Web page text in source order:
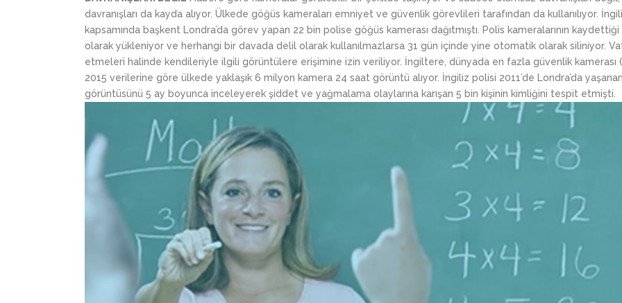
ÖZEL GÜVENLİK
DENETLEME YAKA
davranışları da kayda alıyor. Ülkede göğüs kameraları emniyet ve güvenlik görevlileri tarafından da kullanılıyor.
kapsamında başkent Londra’da görev yapan 22 bin polise göğüs kamerası dağıtmıştı. Polis kameralarının
olarak yükleniyor ve herhangi bir davada delil olarak kullanılmazlarsa 31 gün içinde yine otomatik olarak siliniyor.
etmeleri halinde kendileriyle ilgili görüntülere erişimine izin veriliyor. İngiltere, dünyada en fazla güvenlik kamerası
2015 verilerine göre ülkede yaklaşık 6 milyon kamera 24 saat görüntü alıyor. İngiliz polisi 2011’de Londra’da
görüntüsünü 5 ay boyunca inceleyerek şiddet ve yağmalama olaylarına karışan 5 bin kişinin kimliğini tespit etmişti.